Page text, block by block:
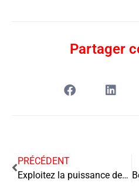
Partager
PRÉCÉDENT
Exploitez la puissance des données pour propulser votre marketing vers de nouveaux sommets